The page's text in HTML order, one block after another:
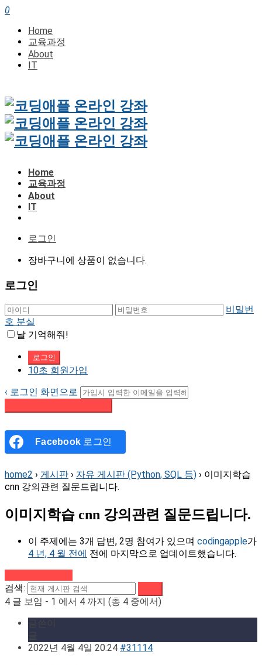
0
Home
교육과정
About
IT
Home
교육과정
About
IT
로그인
장바구니에 상품이 없습니다.
로그인
비밀번
호 분실
날 기억해줘!
10초 회원가입
‹ 로그인 화면으로
Facebook 로그인
home2 › 게시판 › 자유 게시판 (Python, SQL 등) › 이미지학습
cnn 강의관련 질문드립니다.
이미지학습 cnn 강의관련 질문드립니다.
이 주제에는 3개 답변, 2명 참여가 있으며 codingapple가
4 년, 4 월 전에 전에 마지막으로 업데이트했습니다.
검색:
4 글 보임 - 1 에서 4 까지 (총 4 중에서)
2022년 4월 4일 20:24 #31114